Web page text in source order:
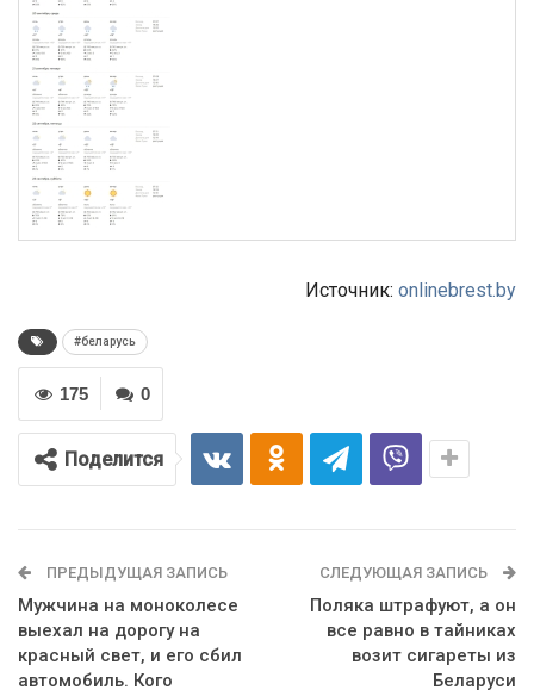
Источник: onlinebrest.by
#беларусь
0
175
Поделится
ПРЕДЫДУЩАЯ ЗАПИСЬ
Мужчина на моноколесе
выехал на дорогу на
красный свет, и его сбил
автомобиль. Кого
СЛЕДУЮЩАЯ ЗАПИСЬ
Поляка штрафуют, а он
все равно в тайниках
возит сигареты из
Беларуси